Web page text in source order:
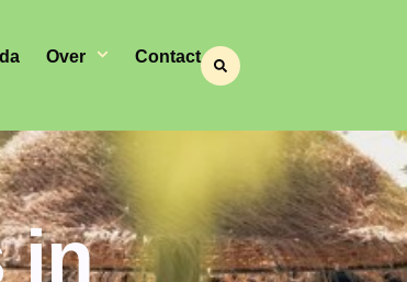
Over Contact
in